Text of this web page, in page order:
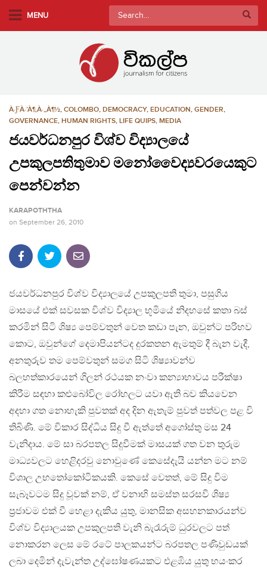
MENU
Search
for:
À·ƑÀ·’À¶‚À·„À¶½, COLOMBO, DEMOCRACY, EDUCATION, GENDER,
GOVERNANCE, HUMAN RIGHTS, LIFE QUIPS, MEDIA
ජයවර්ධනපුර විශ්ව විද්‍යාලයේ
උපකුලපතිතුමාව මනෝවෛද්‍යවරයෙකුට
පෙන්වන්න
KARAPOTHTHA
on September 26, 2010
ජයවර්ධනපුර විශ්ව විද්‍යාලයේ උපකුලපති තුමා, පසුගිය
මාසයේ එක් සවසක විශ්ව විද්‍යාල භූමියේ නිදහසේ කතා බස්
කරමින් සිටි ශිෂ්‍ය පෙම්වතුන් වෙත කඩා පැන, ඔවුන්ට පරිභව
කොට, ඔවුන්ගේ දෙමාපියන්ටද දුරකතන ඇමතුම් දී බැන වැදී,
අනතුරුව තම පෙම්වතුන් සමග සිටි ශිෂ්‍යාවන්ව
බලහත්කාරයෙන් ගිලන් රථයක නංවා කන්‍යාභාවය පරීක්ෂා
කිරීම සඳහා කළුබෝවිල රෝහලට යවා ඇති බව කියවෙන
අදහා ගත නොහැකි පුවතක් අද දින ඇතැම් පුවත් පත්වල පළ වි
තිබිණි. මේ විකාර සිද්ධිය සිදු වී ඇත්තේ අගෝස්තු මස 24
වැනිදාය. මේ සා බරපතල සිදුවීමක් මාසයක් ගත වන තුරුම
මාධ්‍යවලට හෙළිදරවු නොවුණේ කෙසේදැයි යන්න මට නම්
විශාල උභතෝකෝටිකයකි. කෙසේ වෙතත්, මේ සිදු විම
සැබෑවටම සිදු වූවක් නම්, ඒ වනාහි සමස්ත සරසවි ශිෂ්‍ය
ප්‍රජාවම එක් වී හෙළා දැකිය යුතු, මානසික අසහනකාරයන්ව
විශ්ව විද්‍යාලයක උපකුලපති වැනි බැරෑරුම් ධුරවලට පත්
නොකරන ලෙස මේ රටේ පාලකයන්ට බරපතල පණිවුඩයක්
ලබා දෙමින් දැවැන්ත උද්ඝෝෂණයකට එළඹිය යුතු භයංකර